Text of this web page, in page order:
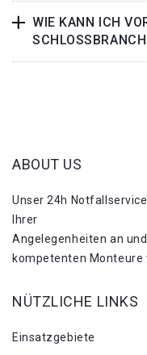
WIE KANN ICH
ABOUT US
Unser 24h
Ihrer
Angelegenheiten an
kompetenten Monteure
NÜTZLICHE LINKS
Einsatzgebiete